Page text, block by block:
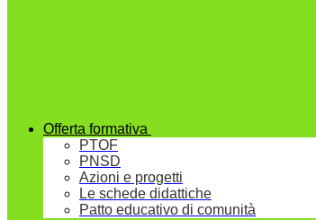
Offerta formativa
PTOF
PNSD
Azioni e progetti
Le schede didattiche
Patto educativo di comunità